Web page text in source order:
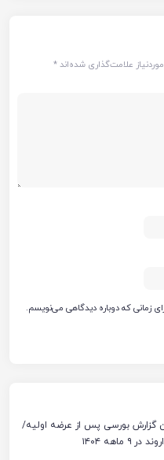
علامت‌گذاری شده‌اند*
زمانی که دوباره دیدگاهی می‌نویسم.
گزارش بورسی پس از عرضه اولیه/